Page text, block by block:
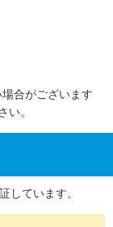
合がございます
い。
しています。